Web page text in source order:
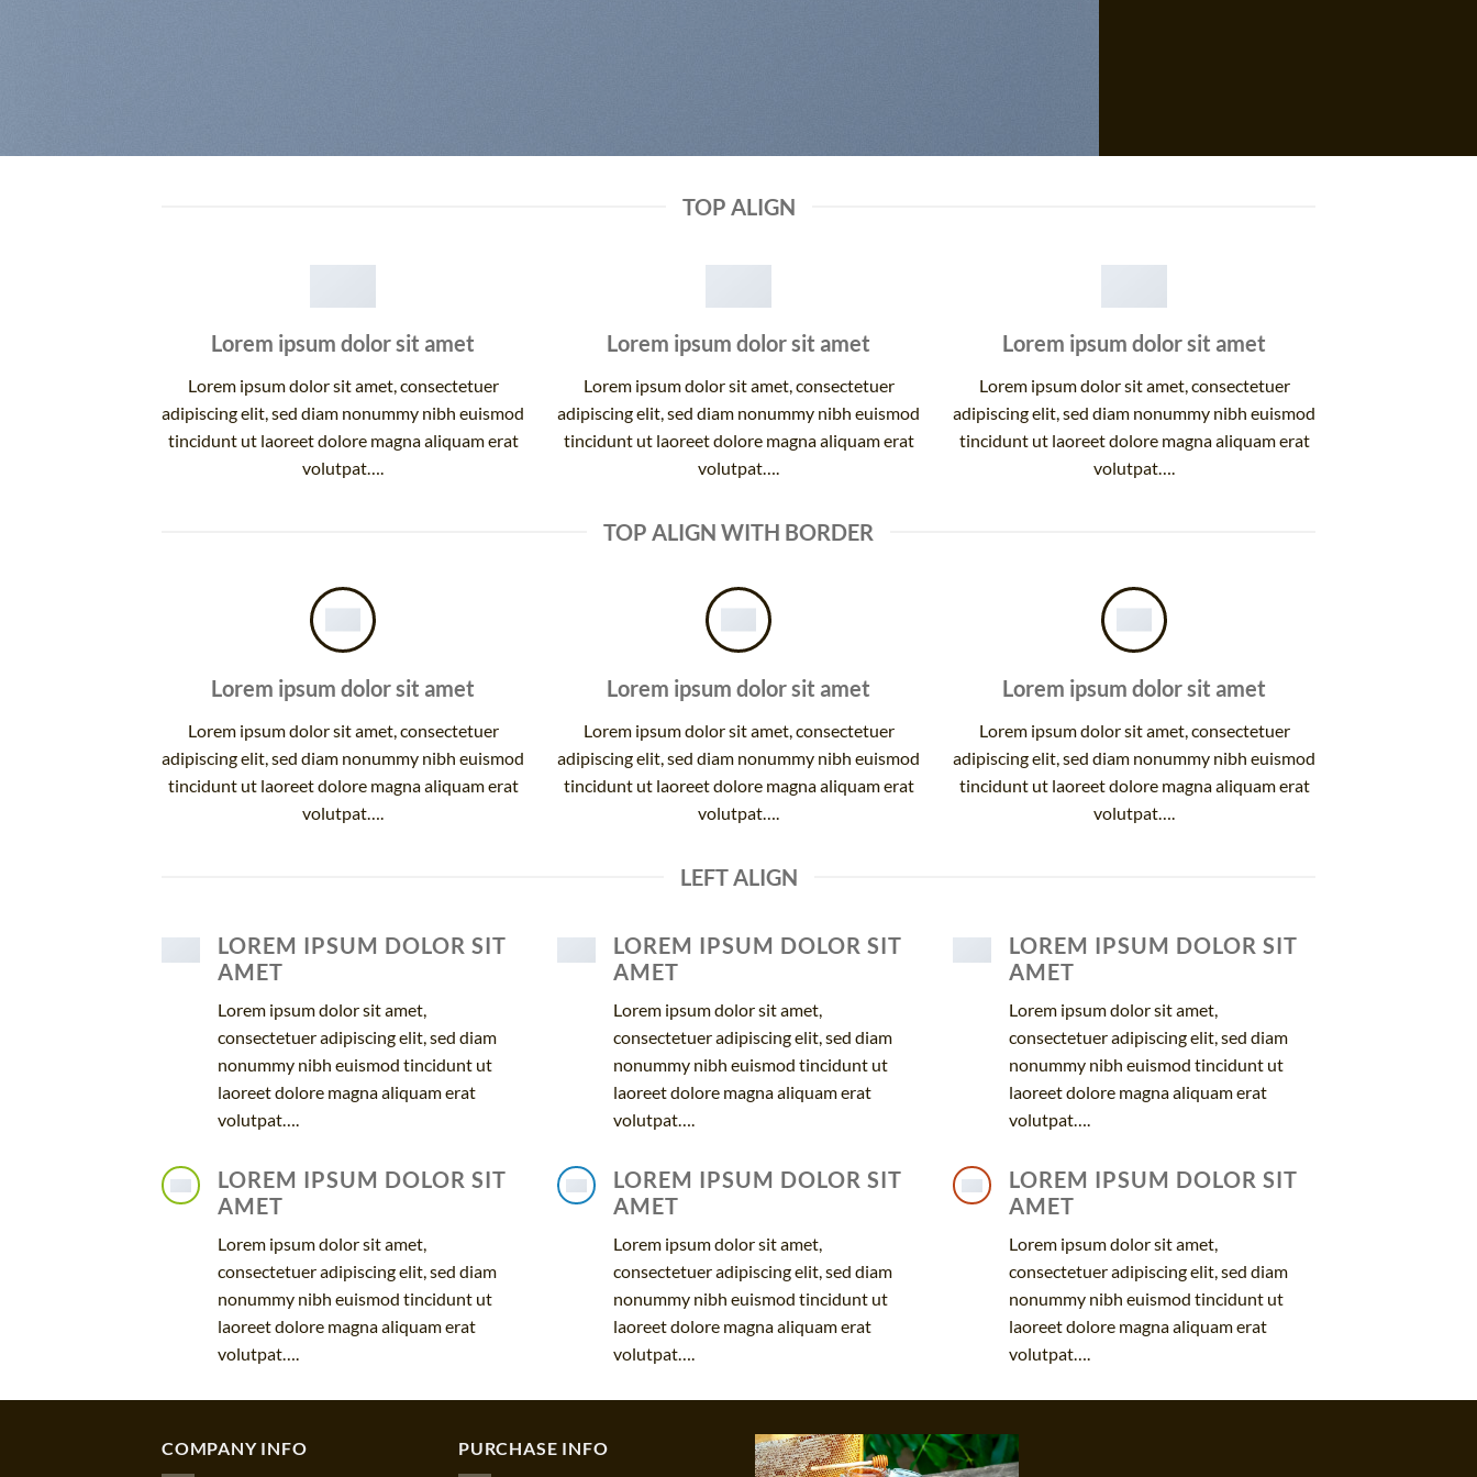
TOP ALIGN
Lorem ipsum dolor sit amet
Lorem ipsum dolor sit amet, consectetuer
adipiscing elit, sed diam nonummy nibh euismod
tincidunt ut laoreet dolore magna aliquam erat
volutpat….
Lorem ipsum dolor sit amet
Lorem ipsum dolor sit amet, consectetuer
adipiscing elit, sed diam nonummy nibh euismod
tincidunt ut laoreet dolore magna aliquam erat
volutpat….
Lorem ipsum dolor sit amet
Lorem ipsum dolor sit amet, consectetuer
adipiscing elit, sed diam nonummy nibh euismod
tincidunt ut laoreet dolore magna aliquam erat
volutpat….
TOP ALIGN WITH BORDER
Lorem ipsum dolor sit amet
Lorem ipsum dolor sit amet, consectetuer
adipiscing elit, sed diam nonummy nibh euismod
tincidunt ut laoreet dolore magna aliquam erat
volutpat….
Lorem ipsum dolor sit amet
Lorem ipsum dolor sit amet, consectetuer
adipiscing elit, sed diam nonummy nibh euismod
tincidunt ut laoreet dolore magna aliquam erat
volutpat….
Lorem ipsum dolor sit amet
Lorem ipsum dolor sit amet, consectetuer
adipiscing elit, sed diam nonummy nibh euismod
tincidunt ut laoreet dolore magna aliquam erat
volutpat….
LEFT ALIGN
LOREM IPSUM DOLOR SIT
AMET
Lorem ipsum dolor sit amet,
consectetuer adipiscing elit, sed diam
nonummy nibh euismod tincidunt ut
laoreet dolore magna aliquam erat
volutpat….
LOREM IPSUM DOLOR SIT
AMET
Lorem ipsum dolor sit amet,
consectetuer adipiscing elit, sed diam
nonummy nibh euismod tincidunt ut
laoreet dolore magna aliquam erat
volutpat….
LOREM IPSUM DOLOR SIT
AMET
Lorem ipsum dolor sit amet,
consectetuer adipiscing elit, sed diam
nonummy nibh euismod tincidunt ut
laoreet dolore magna aliquam erat
volutpat….
LOREM IPSUM DOLOR SIT
AMET
Lorem ipsum dolor sit amet,
consectetuer adipiscing elit, sed diam
nonummy nibh euismod tincidunt ut
laoreet dolore magna aliquam erat
volutpat….
LOREM IPSUM DOLOR SIT
AMET
Lorem ipsum dolor sit amet,
consectetuer adipiscing elit, sed diam
nonummy nibh euismod tincidunt ut
laoreet dolore magna aliquam erat
volutpat….
LOREM IPSUM DOLOR SIT
AMET
Lorem ipsum dolor sit amet,
consectetuer adipiscing elit, sed diam
nonummy nibh euismod tincidunt ut
laoreet dolore magna aliquam erat
volutpat….
COMPANY INFO PURCHASE INFO